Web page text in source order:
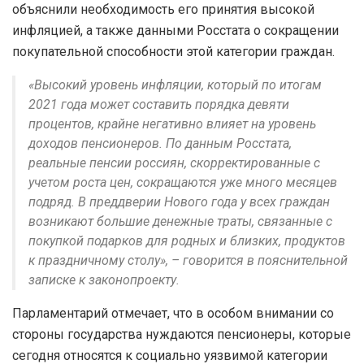
объяснили необходимость его принятия высокой
инфляцией, а также данными Росстата о сокращении
покупательной способности этой категории граждан.
«Высокий уровень инфляции, который по итогам
2021 года может составить порядка девяти
процентов, крайне негативно влияет на уровень
доходов пенсионеров. По данным Росстата,
реальные пенсии россиян, скорректированные с
учетом роста цен, сокращаются уже много месяцев
подряд. В преддверии Нового года у всех граждан
возникают большие денежные траты, связанные с
покупкой подарков для родных и близких, продуктов
к праздничному столу», – говорится в пояснительной
записке к законопроекту.
Парламентарий отмечает, что в особом внимании со
стороны государства нуждаются пенсионеры, которые
сегодня относятся к социально уязвимой категории